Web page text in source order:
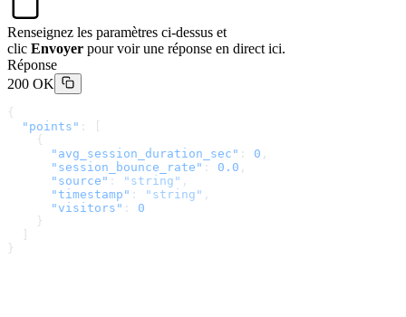
Renseignez les paramètres ci-dessus et
clic Envoyer pour voir une réponse en direct ici.
Réponse
200 OK
{
  "points"
: [
    {
      "avg_session_duration_sec"
: 0 ,
      "session_bounce_rate"
: 0.0 ,
      "source"
: "string" ,
      "timestamp"
: "string" ,
      "visitors"
: 0
    }
}